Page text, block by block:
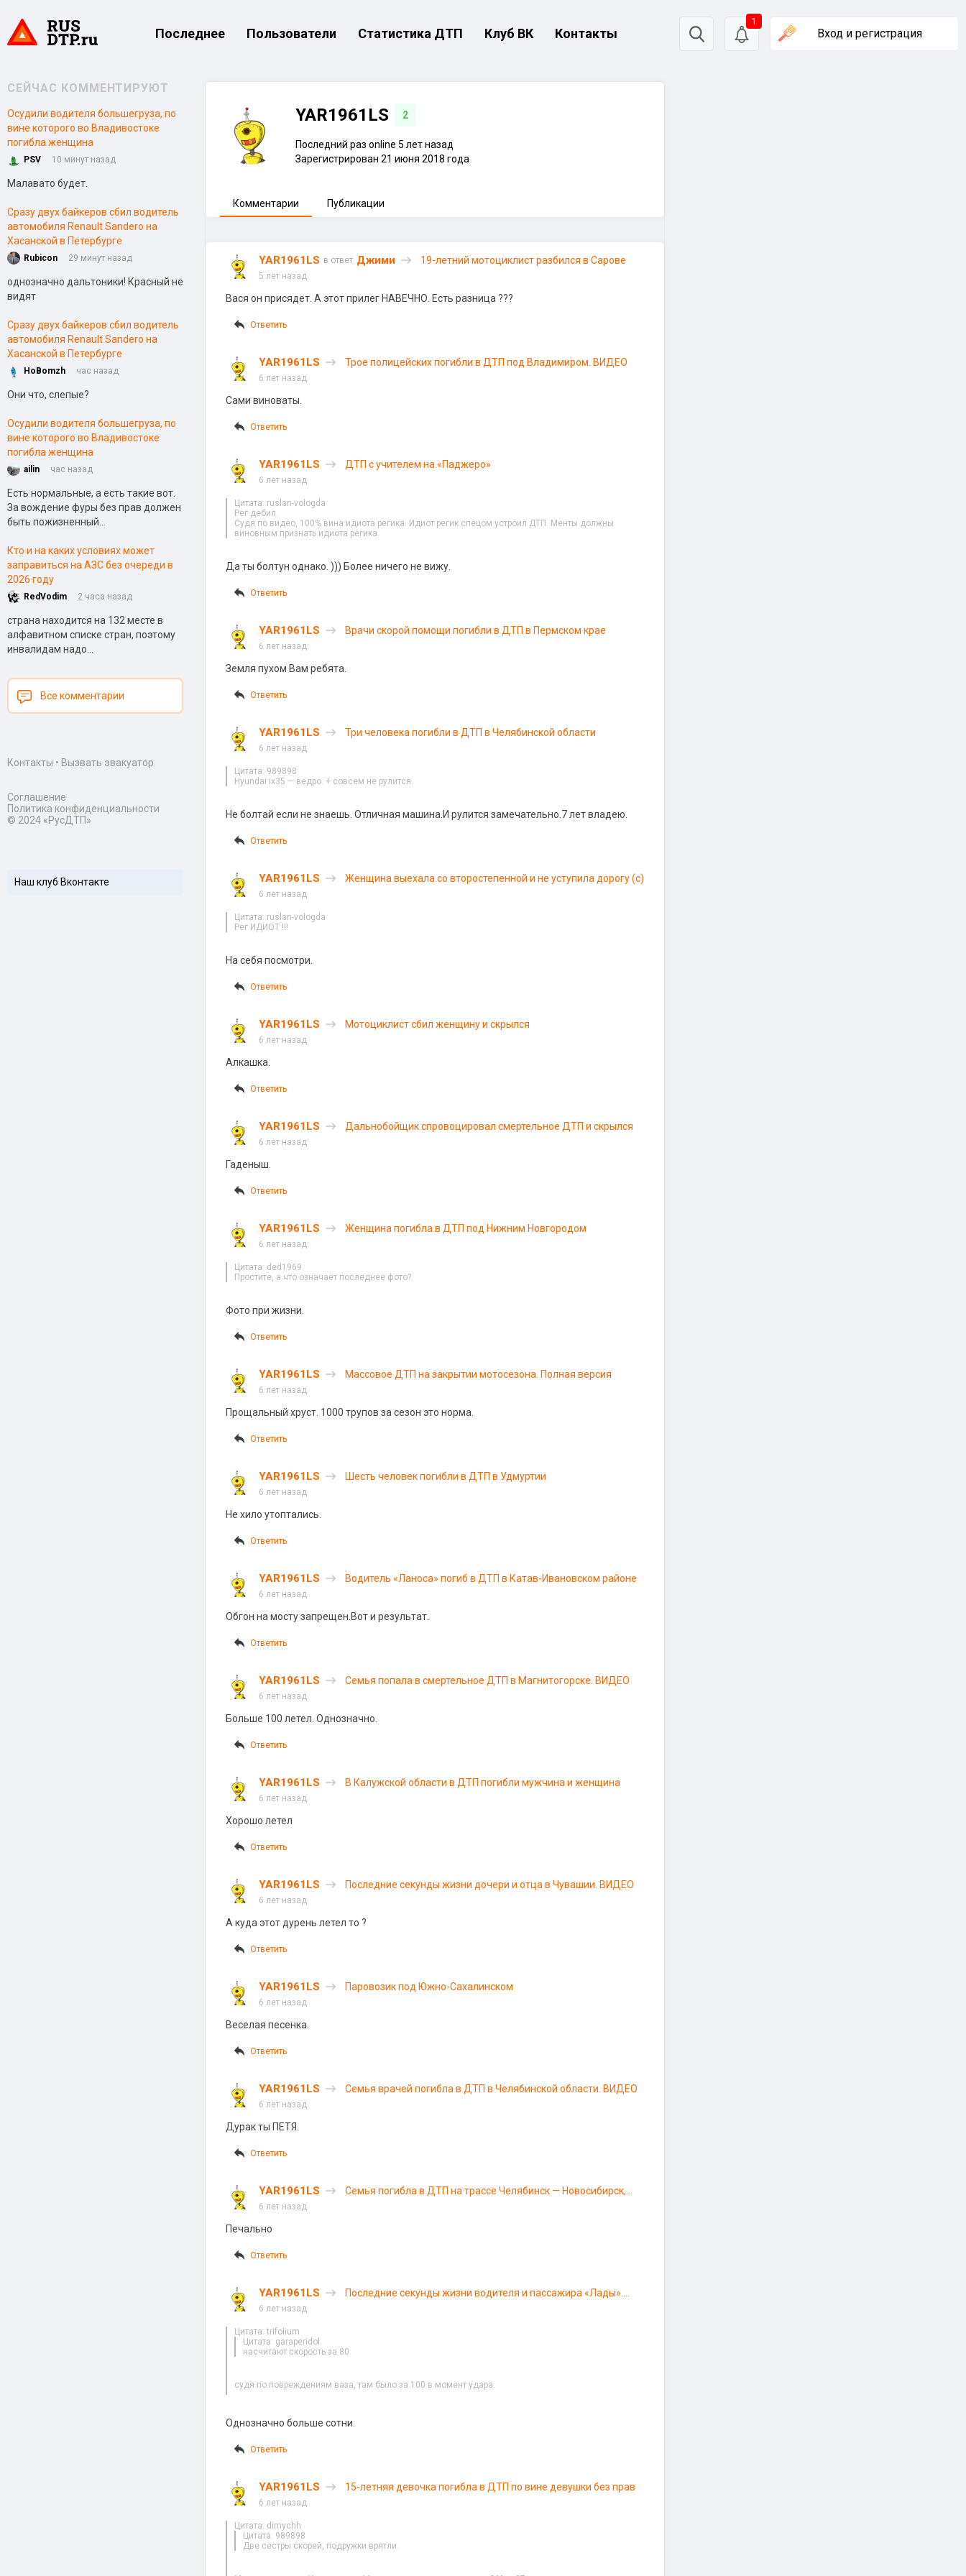
Последнее Пользователи Статистика ДТП Клуб ВК Контакты
1
Вход и регистрация
СЕЙЧАС КОММЕНТИРУЮТ
Осудили водителя большегруза, по
вине которого во Владивостоке
погибла женщина
PSV 10 минут назад
Малавато будет.
Сразу двух байкеров сбил водитель
автомобиля Renault Sandero на
Хасанской в Петербурге
Rubicon 29 минут назад
однозначно дальтоники! Красный не
видят
Сразу двух байкеров сбил водитель
автомобиля Renault Sandero на
Хасанской в Петербурге
HoBomzh час назад
Они что, слепые?
Осудили водителя большегруза, по
вине которого во Владивостоке
погибла женщина
ailin час назад
Есть нормальные, а есть такие вот.
За вождение фуры без прав должен
быть пожизненный...
Кто и на каких условиях может
заправиться на АЗС без очереди в
2026 году
RedVodim 2 часа назад
страна находится на 132 месте в
алфавитном списке стран, поэтому
инвалидам надо...
Все комментарии
Контакты • Вызвать эвакуатор
Соглашение
Политика конфиденциальности
© 2024 «РусДТП»
Наш клуб Вконтакте
YAR1961LS 2
Последний раз online 5 лет назад
Зарегистрирован 21 июня 2018 года
Комментарии Публикации
YAR1961LS в ответ Джими 19-летний мотоциклист разбился в Сарове
5 лет назад
Вася он присядет. А этот прилег НАВЕЧНО. Есть разница ???
Ответить
YAR1961LS Трое полицейских погибли в ДТП под Владимиром. ВИДЕО
6 лет назад
Сами виноваты.
Ответить
YAR1961LS ДТП с учителем на «Паджеро»
6 лет назад
Цитата: ruslan-vologda
Рег дебил.
Судя по видео, 100% вина идиота регика. Идиот регик спецом устроил ДТП. Менты должны
виновным признать идиота регика.
Да ты болтун однако. ))) Более ничего не вижу.
Ответить
YAR1961LS Врачи скорой помощи погибли в ДТП в Пермском крае
6 лет назад
Земля пухом Вам ребята.
Ответить
YAR1961LS Три человека погибли в ДТП в Челябинской области
6 лет назад
Цитата: 989898
Hyundai ix35 — ведро. + совсем не рулится.
Не болтай если не знаешь. Отличная машина.И рулится замечательно.7 лет владею.
Ответить
YAR1961LS Женщина выехала со второстепенной и не уступила дорогу (с)
6 лет назад
Цитата: ruslan-vologda
Рег ИДИОТ !!!
На себя посмотри.
Ответить
YAR1961LS Мотоциклист сбил женщину и скрылся
6 лет назад
Алкашка.
Ответить
YAR1961LS Дальнобойщик спровоцировал смертельное ДТП и скрылся
6 лет назад
Гаденыш.
Ответить
YAR1961LS Женщина погибла в ДТП под Нижним Новгородом
6 лет назад
Цитата: ded1969
Простите, а что означает последнее фото?
Фото при жизни.
Ответить
YAR1961LS Массовое ДТП на закрытии мотосезона. Полная версия
6 лет назад
Прощальный хруст. 1000 трупов за сезон это норма.
Ответить
YAR1961LS Шесть человек погибли в ДТП в Удмуртии
6 лет назад
Не хило утоптались.
Ответить
YAR1961LS Водитель «Ланоса» погиб в ДТП в Катав-Ивановском районе
6 лет назад
Обгон на мосту запрещен.Вот и результат.
Ответить
YAR1961LS Семья попала в смертельное ДТП в Магнитогорске. ВИДЕО
6 лет назад
Больше 100 летел. Однозначно.
Ответить
YAR1961LS В Калужской области в ДТП погибли мужчина и женщина
6 лет назад
Хорошо летел
Ответить
YAR1961LS Последние секунды жизни дочери и отца в Чувашии. ВИДЕО
6 лет назад
А куда этот дурень летел то ?
Ответить
YAR1961LS Паровозик под Южно-Сахалинском
6 лет назад
Веселая песенка.
Ответить
YAR1961LS Семья врачей погибла в ДТП в Челябинской области. ВИДЕО
6 лет назад
Дурак ты ПЕТЯ.
Ответить
YAR1961LS
Семья погибла в ДТП на трассе Челябинск — Новосибирск,
6 лет назад
Печально
Ответить
YAR1961LS
Последние секунды жизни водителя и пассажира «Лады».
6 лет назад
Цитата: trifolium
Цитата: garaperidol
насчитают скорость за 80
судя по повреждениям ваза, там было за 100 в момент удара.
Однозначно больше сотни.
Ответить
YAR1961LS 15-летняя девочка погибла в ДТП по вине девушки без прав
6 лет назад
Цитата: dimychh
Цитата: 989898
Две сестры скорей, подружки врятли.